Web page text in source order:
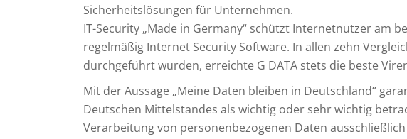
Sicherheitslösungen für Unternehmen.
IT-Security „Made in Germany“ schützt Internetnutzer am
regelmäßig Internet Security Software. In allen zehn
durchgeführt wurden, erreichte G DATA stets die beste
Mit der Aussage „Meine Daten bleiben in Deutschland“
Deutschen Mittelstandes als wichtig oder sehr wichtig
Verarbeitung von personenbezogenen Daten